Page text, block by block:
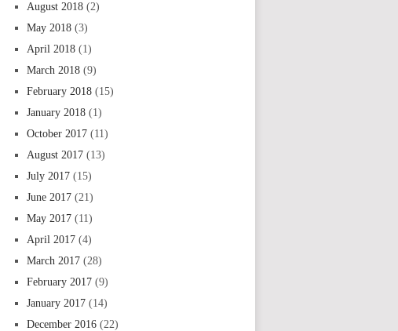
August 2018 (2)
May 2018 (3)
April 2018 (1)
March 2018 (9)
February 2018 (15)
January 2018 (1)
October 2017 (11)
August 2017 (13)
July 2017 (15)
June 2017 (21)
May 2017 (11)
April 2017 (4)
March 2017 (28)
February 2017 (9)
January 2017 (14)
December 2016 (22)